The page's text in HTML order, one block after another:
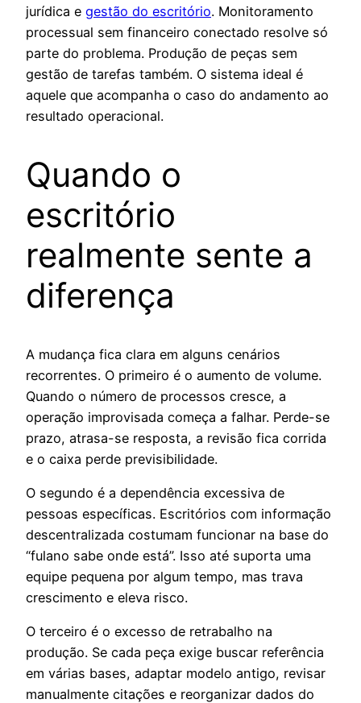
jurídica e gestão do escritório. Monitoramento
processual sem financeiro conectado resolve só
parte do problema. Produção de peças sem
gestão de tarefas também. O sistema ideal é
aquele que acompanha o caso do andamento ao
resultado operacional.
Quando o
escritório
realmente sente a
diferença
A mudança fica clara em alguns cenários
recorrentes. O primeiro é o aumento de volume.
Quando o número de processos cresce, a
operação improvisada começa a falhar. Perde-se
prazo, atrasa-se resposta, a revisão fica corrida
e o caixa perde previsibilidade.
O segundo é a dependência excessiva de
pessoas específicas. Escritórios com informação
descentralizada costumam funcionar na base do
“fulano sabe onde está”. Isso até suporta uma
equipe pequena por algum tempo, mas trava
crescimento e eleva risco.
O terceiro é o excesso de retrabalho na
produção. Se cada peça exige buscar referência
em várias bases, adaptar modelo antigo, revisar
manualmente citações e reorganizar dados do